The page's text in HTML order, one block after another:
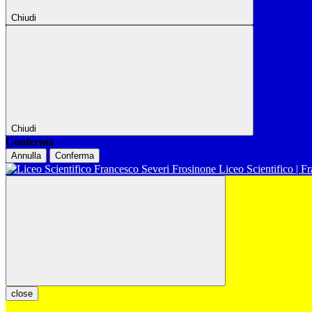
Chiudi
Chiudi
Conferma
Annulla Conferma
Liceo Scientifico |
close